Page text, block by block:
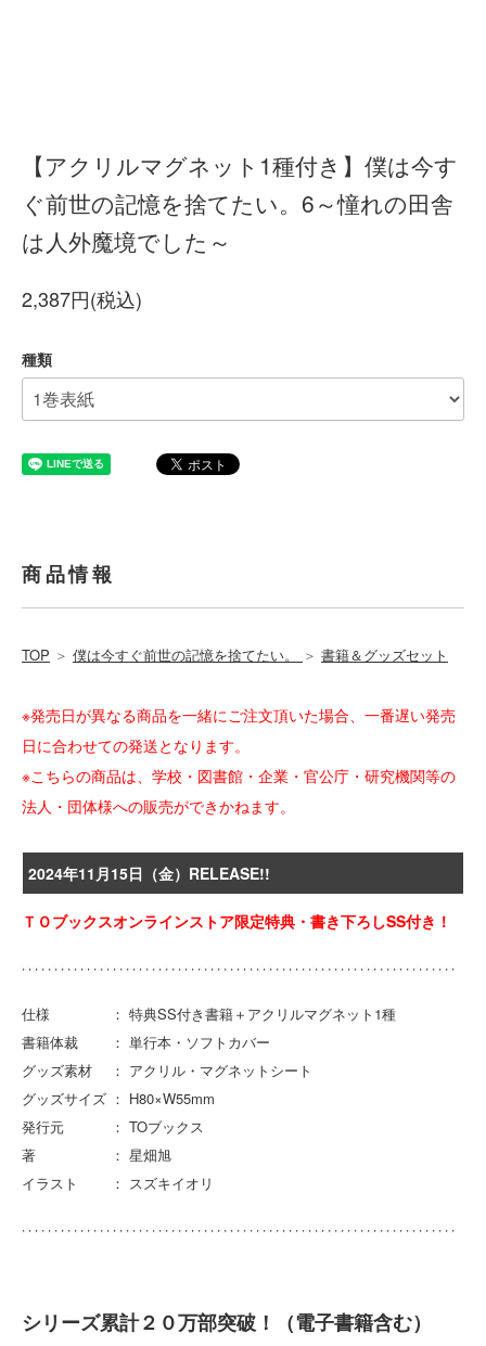
【アクリルマグネット1種付き】僕は今す
ぐ前世の記憶を捨てたい。6～憧れの田舎
は人外魔境でした～
2,387円(税込)
種類
商品情報
TOP ＞ 僕は今すぐ前世の記憶を捨てたい。 ＞ 書籍＆グッズセット
※発売日が異なる商品を一緒にご注文頂いた場合、一番遅い発売
日に合わせての発送となります。
※こちらの商品は、学校・図書館・企業・官公庁・研究機関等の
法人・団体様への販売ができかねます。
2024年11月15日（金）RELEASE!!
ＴＯブックスオンラインストア限定特典・書き下ろしSS付き！
仕様 ： 特典SS付き書籍＋アクリルマグネット1種
書籍体裁 ： 単行本・ソフトカバー
グッズ素材 ： アクリル・マグネットシート
グッズサイズ ： H80×W55mm
発行元 ： TOブックス
著 ： 星畑旭
イラスト ： スズキイオリ
シリーズ累計２０万部突破！（電子書籍含む）